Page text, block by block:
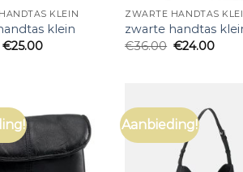
KLEIN
klein
€25.00
ZWARTE HANDTAS
zwarte handtas
€36.00 €24.00
Aanbieding!